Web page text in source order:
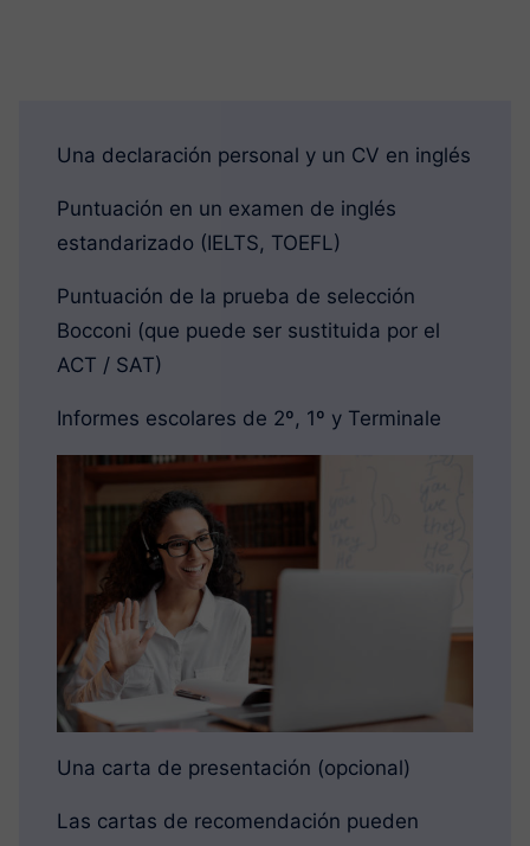
Una declaración personal y un CV en inglés
Puntuación en un examen de inglés
estandarizado (IELTS, TOEFL)
Puntuación de la prueba de selección
Bocconi (que puede ser sustituida por el
ACT / SAT)
Informes escolares de 2º, 1º y Terminale
Una carta de presentación (opcional)
Las cartas de recomendación pueden